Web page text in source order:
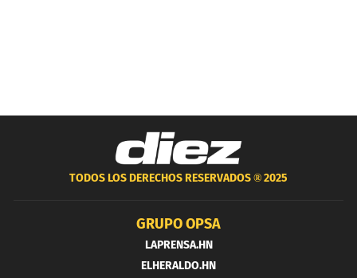
TODOS LOS DERECHOS RESERVADOS ®2025
GRUPO OPSA
LAPRENSA.HN
ELHERALDO.HN